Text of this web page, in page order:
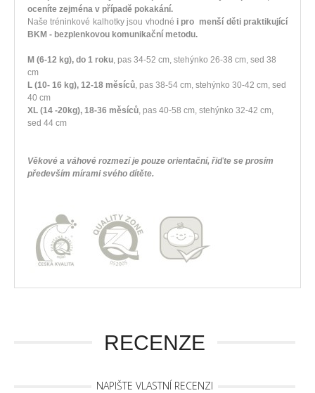
oceníte zejména v případě pokakání.
Naše tréninkové kalhotky jsou vhodné i pro menší děti praktikující
BKM - bezplenkovou komunikační metodu.
M (6-12 kg), do 1 roku , pas 34-52 cm, stehýnko 26-38 cm, sed 38
cm
L (10- 16 kg), 12-18 měsíců , pas 38-54 cm, stehýnko 30-42 cm, sed
40 cm
XL (14 -20kg), 18-36 měsíců , pas 40-58 cm, stehýnko 32-42 cm,
sed 44 cm
Věkové a váhové rozmezí je pouze orientační, řiďte se prosím
především mírami svého dítěte.
RECENZE
NAPIŠTE VLASTNÍ RECENZI